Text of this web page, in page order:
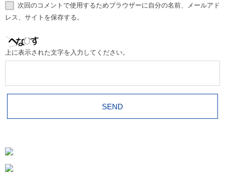
次回のコメントで使用するためブラウザーに自分の名前、メールアド
レス、サイトを保存する。
上に表示された文字を入力してください。